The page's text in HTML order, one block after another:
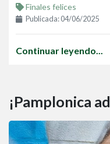
Finales felices
Publicada: 04/06/2025
Continuar leyendo...
¡Pamplonica